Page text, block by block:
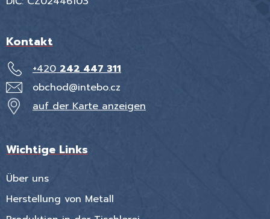
Kontakt
+420242 447 311
obchod@intebo.cz
auf der Karte anzeigen
Wichtige Links
Über uns
Herstellung von Metall